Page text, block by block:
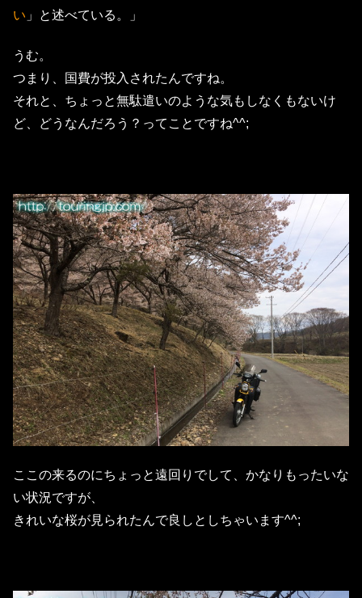
い 」と述べている。」
うむ。
つまり、国費が投入されたんですね。
それと、ちょっと無駄遣いのような気もしなくもないけ
ど、どうなんだろう？ってことですね^^;
ここの来るのにちょっと遠回りでして、かなりもったいな
い状況ですが、
きれいな桜が見られたんで良しとしちゃいます^^;